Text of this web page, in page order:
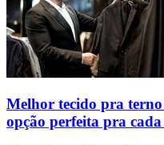
Melhor tecido pra
opção perfeita pra cada